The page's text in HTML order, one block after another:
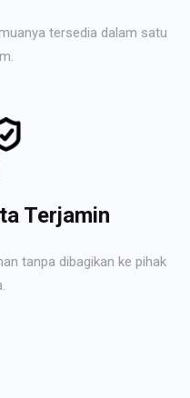
tersedia dalam satu
Terjamin
tanpa dibagikan ke pihak